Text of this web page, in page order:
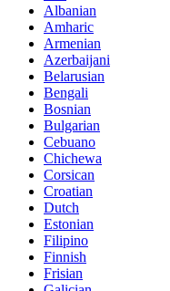
Albanian
Amharic
Armenian
Azerbaijani
Belarusian
Bengali
Bosnian
Bulgarian
Cebuano
Chichewa
Corsican
Croatian
Dutch
Estonian
Filipino
Finnish
Frisian